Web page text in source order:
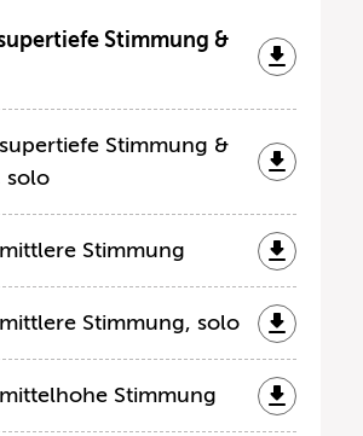
Stimmung &
Stimmung &
solo
Stimmung
Stimmung, solo
Stimmung